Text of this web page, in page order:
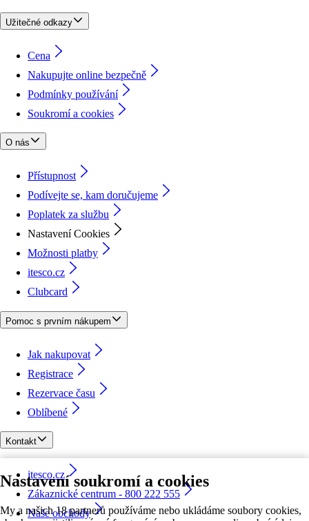
Nastavení soukromí a cookies
My a našich 18 partnerů používáme nebo ukládáme soubory cookies,
Užitečné odkazy
Cena
Nakupujte online bezpečně
Podmínky používání
Soukromí a cookies
O nás
Přístupnost
Podívejte se, kam doručujeme
Poplatek za službu
Nastavení Cookies
Možnosti platby
itesco.cz
Clubcard
Pomoc s prvním nákupem
Jak nakupovat
Registrace
Rezervace času
Oblíbené
Kontakt
itesco.cz
Zákaznické centrum - 800 222 555
Naše obchody